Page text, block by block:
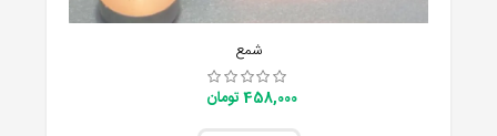
شمع
458,000 تومان